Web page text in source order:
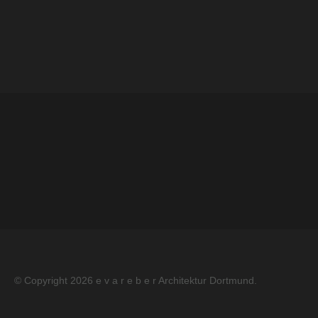
© Copyright 2026 e v a r e b e r Architektur Dortmund